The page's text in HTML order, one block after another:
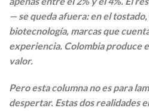
— se queda afuera: en el
biotecnología, marcas que
experiencia. Colombia produce
valor.
Pero esta columna no es para
despertar. Estas dos realidades